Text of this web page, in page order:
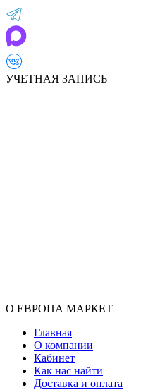
УЧЕТНАЯ ЗАПИСЬ
О ЕВРОПА МАРКЕТ
Главная
О компании
Кабинет
Как нас найти
Доставка и оплата